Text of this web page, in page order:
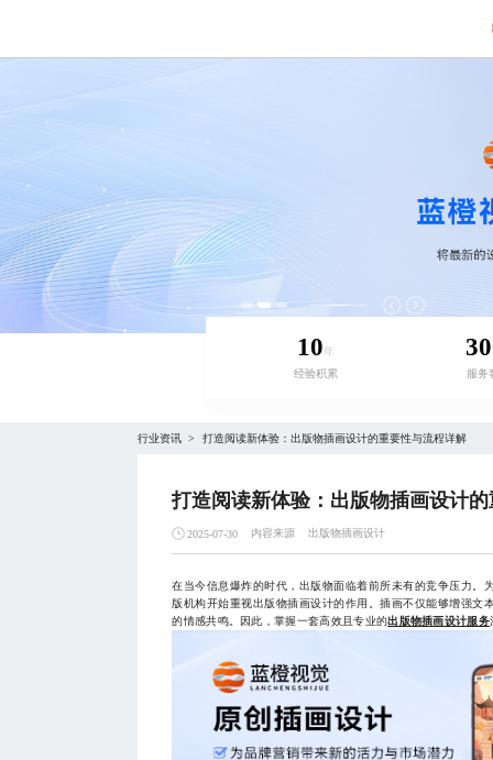
10年
经验积累
服务
行业资讯 > 打造阅读新体验：出版物插画设计的重要性与流程详解
打造阅读新体验：出版物插画设计
2025-07-30 内容来源 出版物插画设计
在当今信息爆炸的时代，出版物面临着前所未有的竞争压力。
版机构开始重视出版物插画设计的作用。插画不仅能够增强文
的情感共鸣。因此，掌握一套高效且专业的出版物插画设计服务